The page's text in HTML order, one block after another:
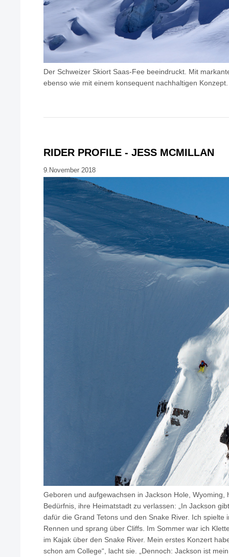
Der Schweizer Skiort Saas-Fee beeindruckt. Mit
ebenso wie mit einem konsequent nachhaltigen Konzept.
RIDER PROFILE - JESS MCMILLAN
9.November 2018
Geboren und aufgewachsen in Jackson Hole, Wyoming,
Bedürfnis, ihre Heimatstadt zu verlassen: „In Jackson
dafür die Grand Tetons und den Snake River. Ich spielte
Rennen und sprang über Cliffs. Im Sommer war ich
im Kajak über den Snake River. Mein erstes Konzert
schon am College“, lacht sie. „Dennoch: Jackson ist